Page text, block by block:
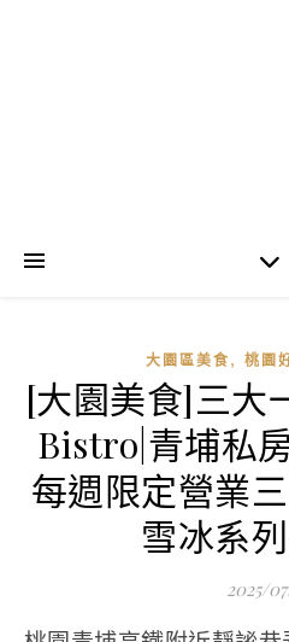
大園區美食 , 桃園
[大園美食]三大
Bistro|青埔私
每週限定營業
雪冰系
2025/